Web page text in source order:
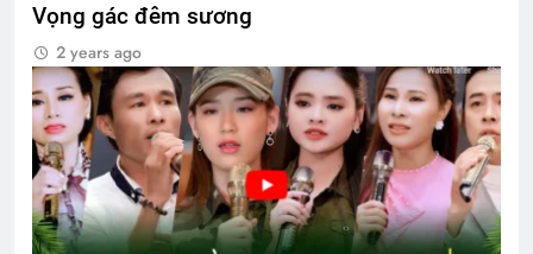
Vọng gác đêm sương
2 years ago